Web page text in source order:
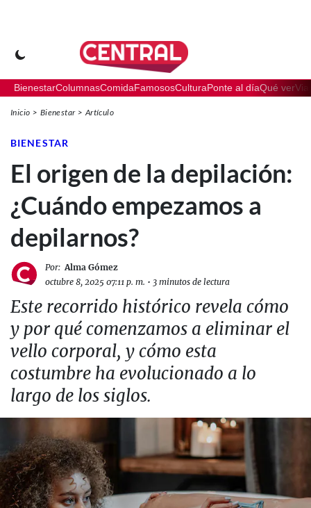
BienestarColumnasComidaFamososCulturaPonte al díaQué ver
Inicio Bienestar Artículo
BIENESTAR
El origen de la depilación:
¿Cuándo empezamos a
depilarnos?
Por: Alma Gómez
octubre 8, 2025 07:11 p. m. • 3 minutos de lectura
Este recorrido histórico revela cómo
y por qué comenzamos a eliminar el
vello corporal, y cómo esta
costumbre ha evolucionado a lo
largo de los siglos.